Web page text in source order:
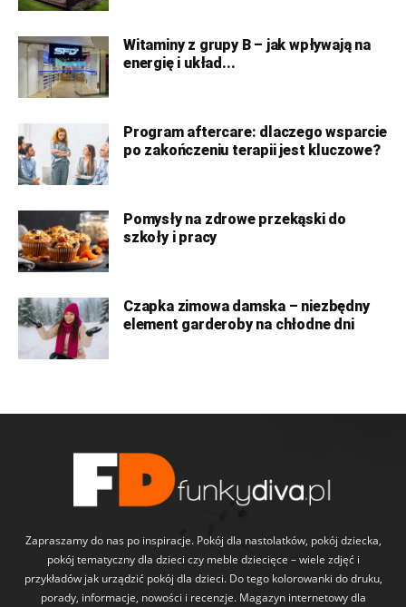
Witaminy z grupy B – jak wpływają na
energię i układ...
Program aftercare: dlaczego wsparcie
po zakończeniu terapii jest kluczowe?
Pomysły na zdrowe przekąski do
szkoły i pracy
Czapka zimowa damska – niezbędny
element garderoby na chłodne dni
Zapraszamy do nas po inspiracje. Pokój dla nastolatków, pokój dziecka,
pokój tematyczny dla dzieci czy meble dziecięce – wiele zdjęć i
przykładów jak urządzić pokój dla dzieci. Do tego kolorowanki do druku,
porady, informacje, nowości i recenzje. Magazyn internetowy dla